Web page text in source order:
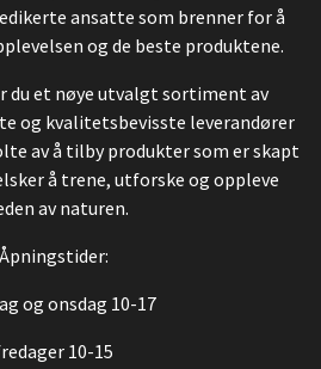
ansatte som brenner for å
og de beste produktene.
du et nøye utvalgt sortiment av
og kvalitetsbevisste leverandører
av å tilby produkter som er skapt
å trene, utforske og oppleve
av naturen.
Åpningstider:
og onsdag 10-17
10-15